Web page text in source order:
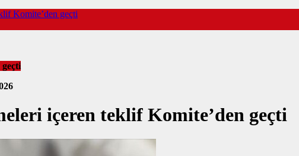
Komite’den geçti
içeren teklif Komite’den geçti